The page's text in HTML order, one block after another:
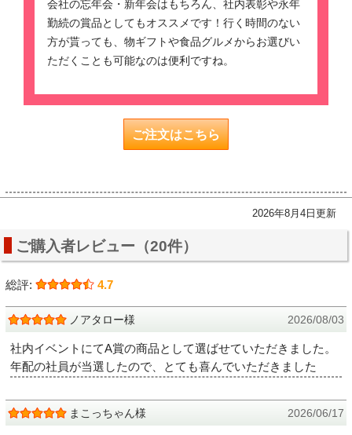
会社の忘年会・新年会はもちろん、社内表彰や永年
勤続の賞品としてもオススメです！行く時間のない
方が貰っても、物ギフトや食品グルメからお選びい
ただくことも可能なのは便利ですね。
ご注文はこちら
2026年8月4日更新
ご購入者レビュー（20件）
総評: 4.7
ノアタロー様 2026/08/03
社内イベントにてA賞の商品として選ばせていただきました。
年配の社員が当選したので、とても喜んでいただきました
まこっちゃん様 2026/06/17